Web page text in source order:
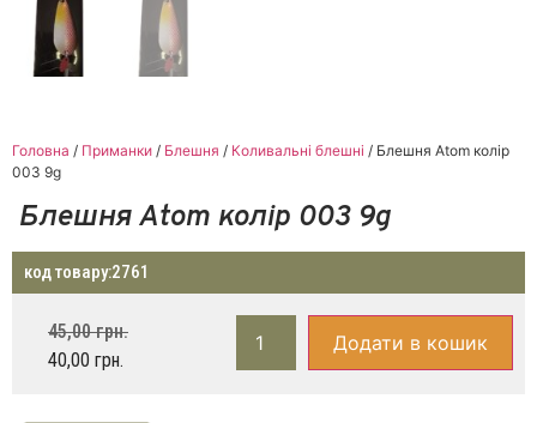
Головна / Приманки / Блешня / Коливальні блешні / Блешня Atom колір
003 9g
Блешня Atom колір 003 9g
код товару:2761
45,00грн.
40,00 грн.
Додати в кошик